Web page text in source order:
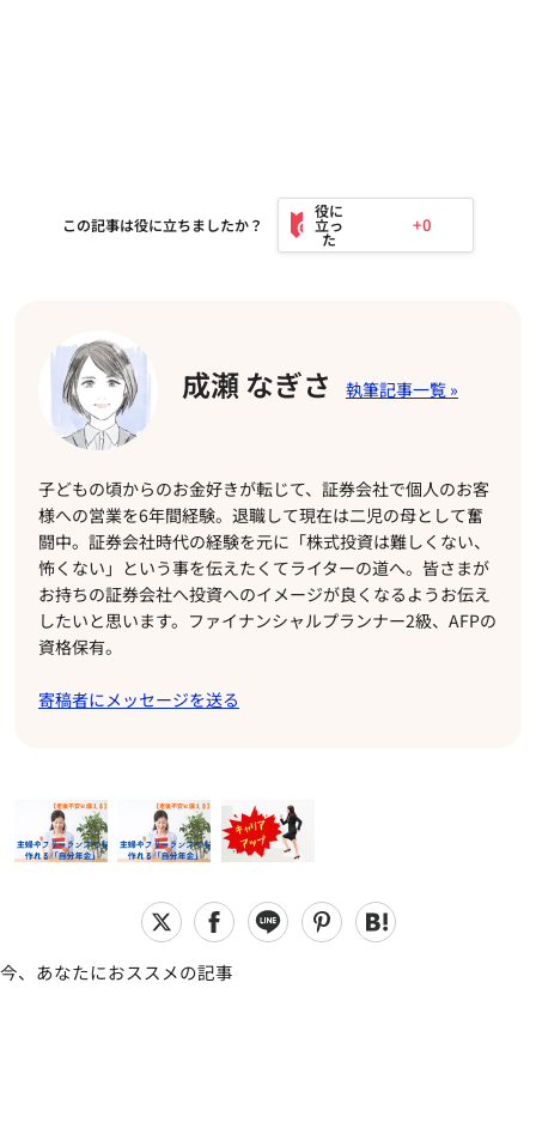
この記事は役に立ちましたか？ +0
成瀬 なぎさ
子どもの頃からのお金好きが転じて、証券会社で個人のお客
様への営業を6年間経験。退職して現在は二児の母として奮
闘中。証券会社時代の経験を元に「株式投資は難しくない、
怖くない」という事を伝えたくてライターの道へ。皆さまが
お持ちの証券会社へ投資へのイメージが良くなるようお伝え
したいと思います。ファイナンシャルプランナー2級、AFPの
資格保有。
寄稿者にメッセージを送る
今、あなたにおススメの記事